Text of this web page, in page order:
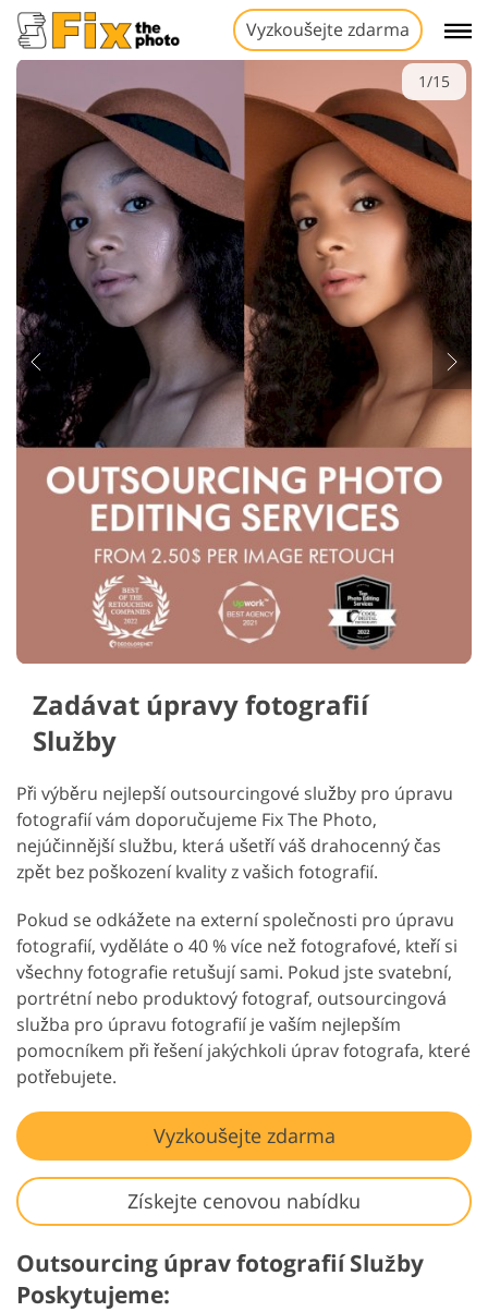
Vyzkoušejte zdarma
1/15
Zadávat úpravy fotografií
Služby
Při výběru nejlepší outsourcingové služby pro úpravu
fotografií vám doporučujeme Fix The Photo,
nejúčinnější službu, která ušetří váš drahocenný čas
zpět bez poškození kvality z vašich fotografií.
Pokud se odkážete na externí společnosti pro úpravu
fotografií, vyděláte o 40 % více než fotografové, kteří si
všechny fotografie retušují sami. Pokud jste svatební,
portrétní nebo produktový fotograf, outsourcingová
služba pro úpravu fotografií je vaším nejlepším
pomocníkem při řešení jakýchkoli úprav fotografa, které
potřebujete.
Vyzkoušejte zdarma
Získejte cenovou nabídku
Outsourcing úprav fotografií Služby
Poskytujeme: